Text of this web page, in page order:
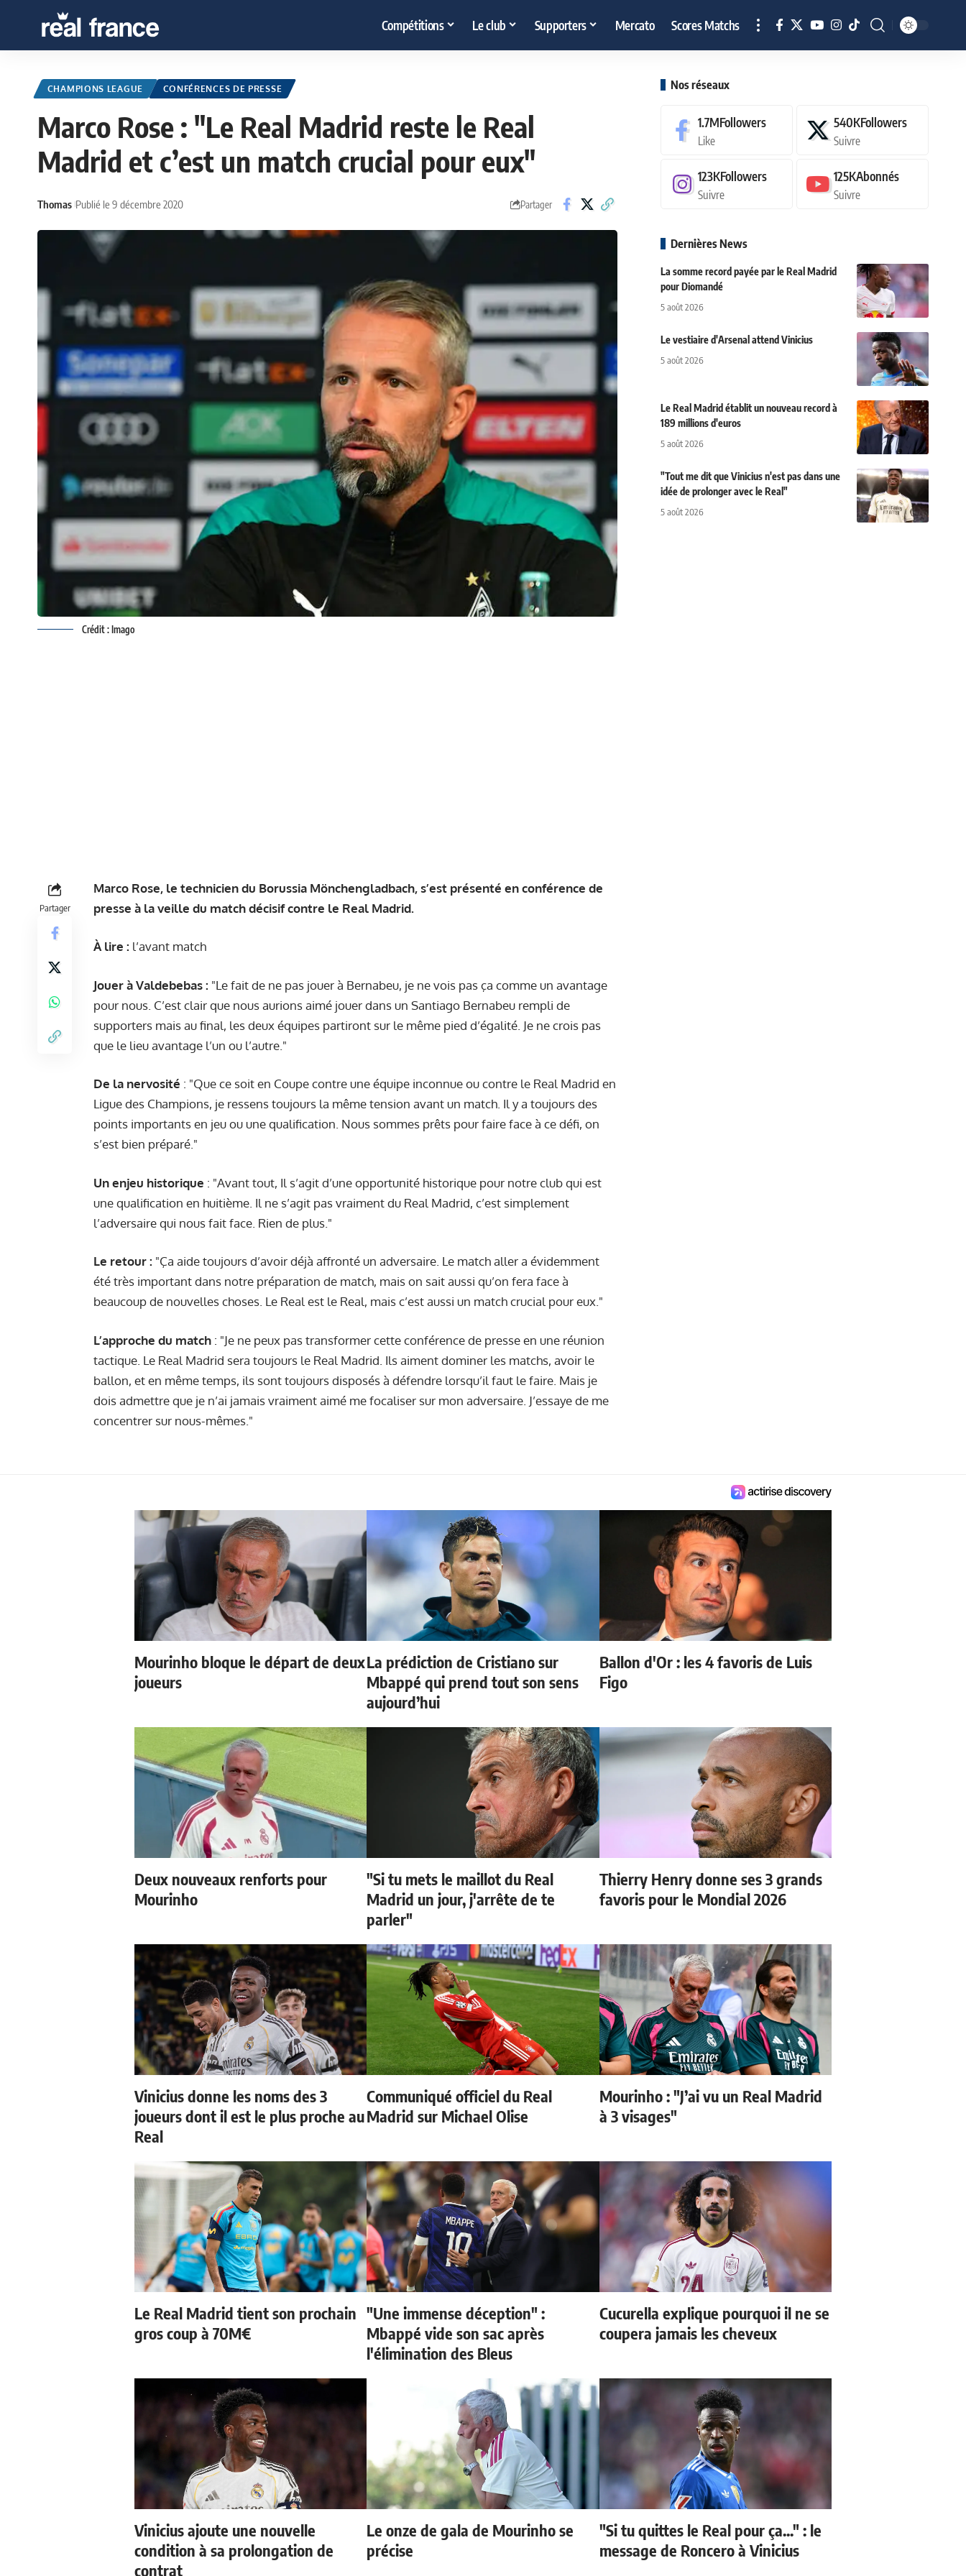
Compétitions Le club Supporters Mercato Scores Matchs
CHAMPIONS LEAGUE CONFÉRENCES DE PRESSE
Marco Rose : "Le Real Madrid reste le Real
Madrid et c’est un match crucial pour eux"
Thomas Publié le 9 décembre 2020 Partager
Crédit : Imago
Partager
Marco Rose, le technicien du Borussia Mönchengladbach, s’est présenté en conférence de
presse à la veille du match décisif contre le Real Madrid.
À lire : l’avant match
Jouer à Valdebebas : "Le fait de ne pas jouer à Bernabeu, je ne vois pas ça comme un avantage
pour nous. C’est clair que nous aurions aimé jouer dans un Santiago Bernabeu rempli de
supporters mais au final, les deux équipes partiront sur le même pied d’égalité. Je ne crois pas
que le lieu avantage l’un ou l’autre."
De la nervosité : "Que ce soit en Coupe contre une équipe inconnue ou contre le Real Madrid en
Ligue des Champions, je ressens toujours la même tension avant un match. Il y a toujours des
points importants en jeu ou une qualification. Nous sommes prêts pour faire face à ce défi, on
s’est bien préparé."
Un enjeu historique : "Avant tout, Il s’agit d’une opportunité historique pour notre club qui est
une qualification en huitième. Il ne s’agit pas vraiment du Real Madrid, c’est simplement
l’adversaire qui nous fait face. Rien de plus."
Le retour : "Ça aide toujours d’avoir déjà affronté un adversaire. Le match aller a évidemment
été très important dans notre préparation de match, mais on sait aussi qu’on fera face à
beaucoup de nouvelles choses. Le Real est le Real, mais c’est aussi un match crucial pour eux."
L’approche du match : "Je ne peux pas transformer cette conférence de presse en une réunion
tactique. Le Real Madrid sera toujours le Real Madrid. Ils aiment dominer les matchs, avoir le
ballon, et en même temps, ils sont toujours disposés à défendre lorsqu’il faut le faire. Mais je
dois admettre que je n’ai jamais vraiment aimé me focaliser sur mon adversaire. J’essaye de me
concentrer sur nous-mêmes."
Nos réseaux
1.7MFollowers
Like
540KFollowers
Suivre
123KFollowers
Suivre
125KAbonnés
Suivre
Dernières News
La somme record payée par le Real Madrid
pour Diomandé
5 août 2026
Le vestiaire d'Arsenal attend Vinicius
5 août 2026
Le Real Madrid établit un nouveau record à
189 millions d'euros
5 août 2026
"Tout me dit que Vinicius n'est pas dans une
idée de prolonger avec le Real"
5 août 2026
Mourinho bloque le départ de deux
joueurs
La prédiction de Cristiano sur
Mbappé qui prend tout son sens
aujourd’hui
Ballon d'Or : les 4 favoris de Luis
Figo
Deux nouveaux renforts pour
Mourinho
"Si tu mets le maillot du Real
Madrid un jour, j'arrête de te
parler"
Thierry Henry donne ses 3 grands
favoris pour le Mondial 2026
Vinicius donne les noms des 3
joueurs dont il est le plus proche au
Real
Communiqué officiel du Real
Madrid sur Michael Olise
Mourinho : "J’ai vu un Real Madrid
à 3 visages"
Le Real Madrid tient son prochain
gros coup à 70M€
"Une immense déception" :
Mbappé vide son sac après
l'élimination des Bleus
Cucurella explique pourquoi il ne se
coupera jamais les cheveux
Vinicius ajoute une nouvelle
condition à sa prolongation de
contrat
Le onze de gala de Mourinho se
précise
"Si tu quittes le Real pour ça..." : le
message de Roncero à Vinicius